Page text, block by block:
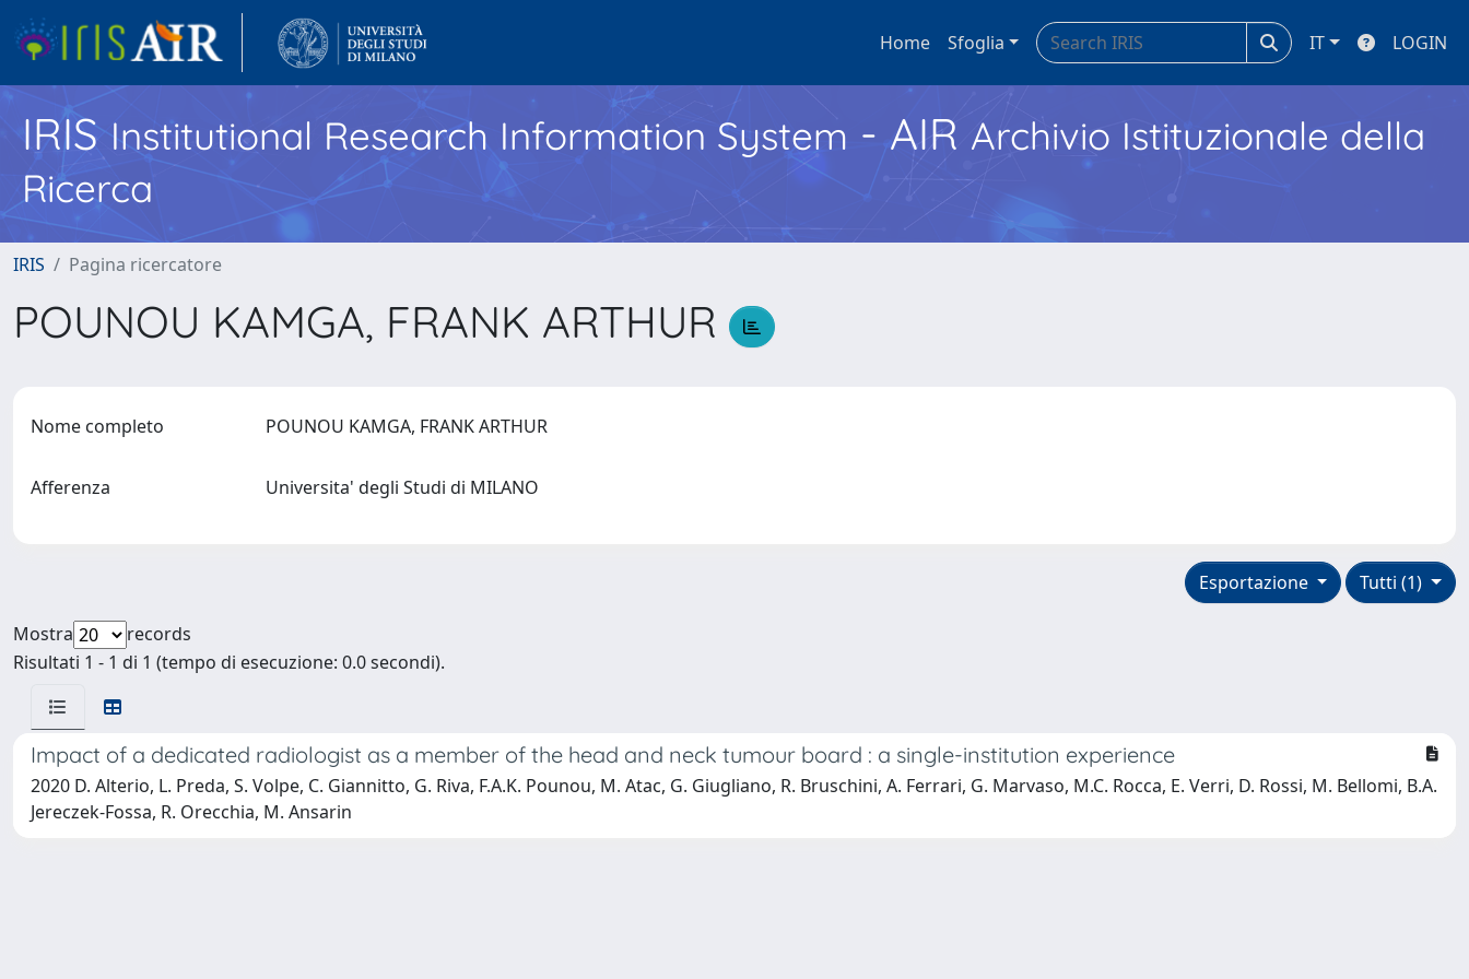
Home Sfoglia IT LOGIN
IRISInstitutional Research Information System - AIR Archivio Istituzionale della
Ricerca
IRIS Pagina ricercatore
POUNOU KAMGA, FRANK ARTHUR
Nome completo POUNOU KAMGA, FRANK ARTHUR
Afferenza Universita' degli Studi di MILANO
Tutti (1)
Esportazione
Mostra
records
Risultati 1 - 1 di 1 (tempo di esecuzione: 0.0 secondi).
Impact of a dedicated radiologist as a member of the head and neck tumour board : a single-institution experience
2020 D. Alterio, L. Preda, S. Volpe, C. Giannitto, G. Riva, F.A.K. Pounou, M. Atac, G. Giugliano, R. Bruschini, A. Ferrari, G. Marvaso, M.C. Rocca, E. Verri, D. Rossi, M. Bellomi, B.A.
Jereczek-Fossa, R. Orecchia, M. Ansarin